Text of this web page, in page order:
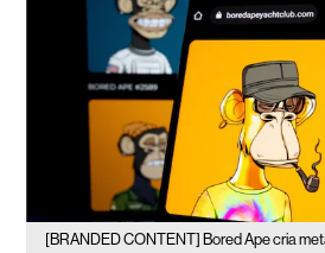
[BRANDED CONTENT] Bored Ape cria